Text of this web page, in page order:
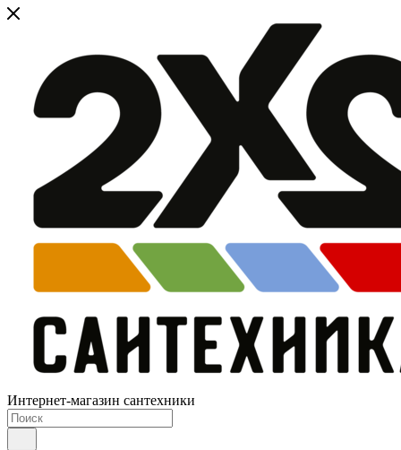
Интернет-магазин сантехники